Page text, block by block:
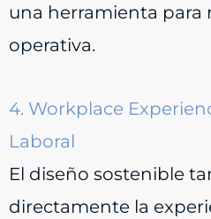
una herramienta para
operativa.
4. Workplace
Laboral
El diseño sostenible
directamente la